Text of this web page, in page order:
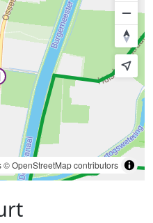
© OpenStreetMap contributors